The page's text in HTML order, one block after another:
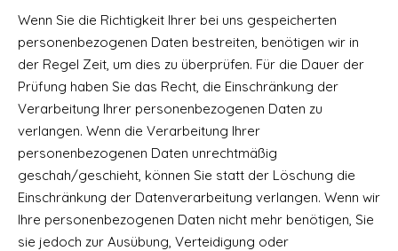
Wenn Sie die Richtigkeit Ihrer bei uns gespeicherten
personenbezogenen Daten bestreiten, benötigen wir in
der Regel Zeit, um dies zu überprüfen. Für die Dauer der
Prüfung haben Sie das Recht, die Einschränkung der
Verarbeitung Ihrer personenbezogenen Daten zu
verlangen. Wenn die Verarbeitung Ihrer
personenbezogenen Daten unrechtmäßig
geschah/geschieht, können Sie statt der Löschung die
Einschränkung der Datenverarbeitung verlangen. Wenn wir
Ihre personenbezogenen Daten nicht mehr benötigen, Sie
sie jedoch zur Ausübung, Verteidigung oder